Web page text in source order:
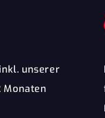
unserer
Monaten